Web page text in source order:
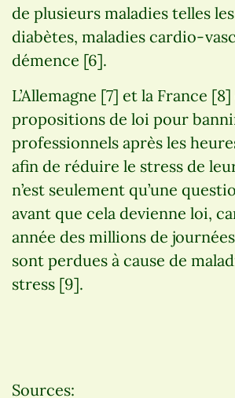
de plusieurs maladies telles
diabètes, maladies cardio-
démence [6].
L’Allemagne [7] et la France
propositions de loi pour
professionnels après les
afin de réduire le stress de
n’est seulement qu’une
avant que cela devienne loi,
année des millions de
sont perdues à cause de
stress [9].
Sources: